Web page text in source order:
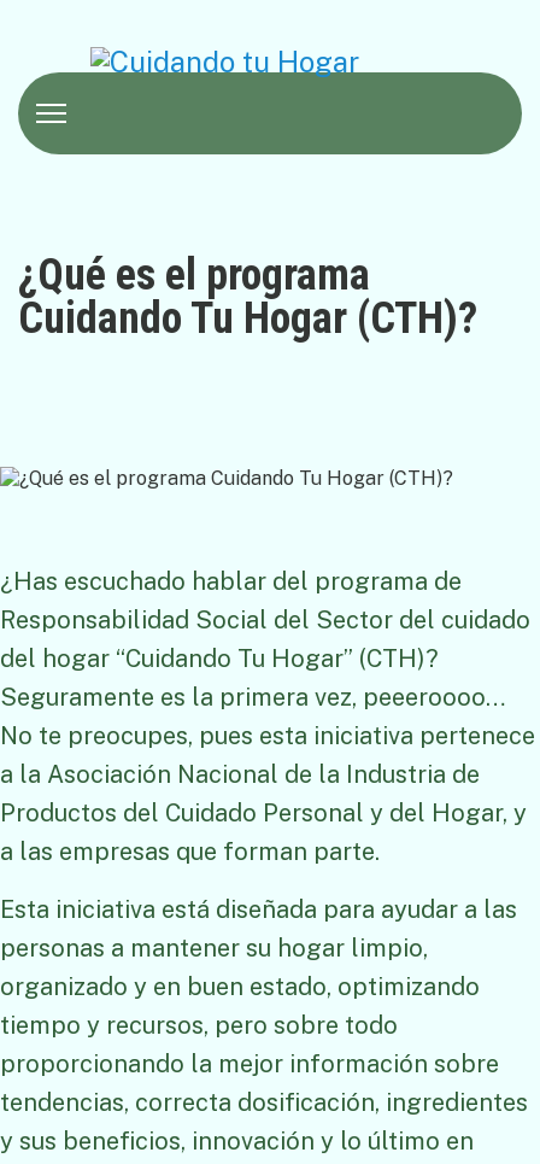
¿Qué es el programa
Cuidando Tu Hogar (CTH)?
¿Has escuchado hablar del programa de
Responsabilidad Social del Sector del cuidado
del hogar “Cuidando Tu Hogar” (CTH)?
Seguramente es la primera vez, peeeroooo…
No te preocupes, pues esta iniciativa pertenece
a la Asociación Nacional de la Industria de
Productos del Cuidado Personal y del Hogar, y
a las empresas que forman parte.
Esta iniciativa está diseñada para ayudar a las
personas a mantener su hogar limpio,
organizado y en buen estado, optimizando
tiempo y recursos, pero sobre todo
proporcionando la mejor información sobre
tendencias, correcta dosificación, ingredientes
y sus beneficios, innovación y lo último en